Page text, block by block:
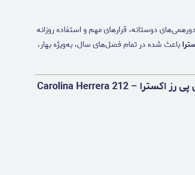
دوستانه، قرارهای مهم و استفاده روزانه
باعث شده در تمام فصل‌های سال، به‌ویژه بهار،
ویژگی‌های برجسته عطر کارولینا هررا 212 وی آی پی رز اکسترا – Carolina Herrera 212